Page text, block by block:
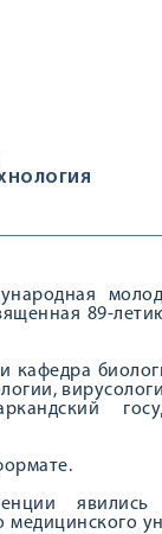
89-летию
медицинского